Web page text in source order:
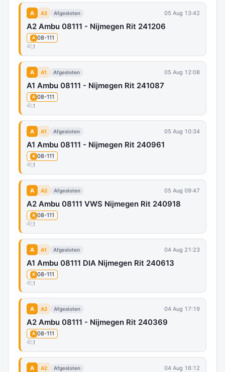
A A2 Afgesloten 05 Aug 13:42
A2 Ambu 08111 - Nijmegen Rit 241206
A 08-111
1
A A1 Afgesloten 05 Aug 12:08
A1 Ambu 08111 - Nijmegen Rit 241087
A 08-111
1
A A1 Afgesloten 05 Aug 10:34
A1 Ambu 08111 - Nijmegen Rit 240961
A 08-111
1
A A2 Afgesloten 05 Aug 09:47
A2 Ambu 08111 VWS Nijmegen Rit 240918
A 08-111
1
A A1 Afgesloten 04 Aug 21:23
A1 Ambu 08111 DIA Nijmegen Rit 240613
A 08-111
1
A A2 Afgesloten 04 Aug 17:19
A2 Ambu 08111 - Nijmegen Rit 240369
A 08-111
1
A A2 Afgesloten 04 Aug 16:12